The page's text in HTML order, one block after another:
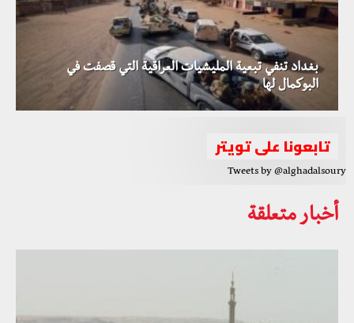
بغداد تنفي تبعية المليشيات العراقية التي قصفت في
البوكمال لها
تابعونا على تويتر
Tweets by @alghadalsoury
أخبار متعلقة